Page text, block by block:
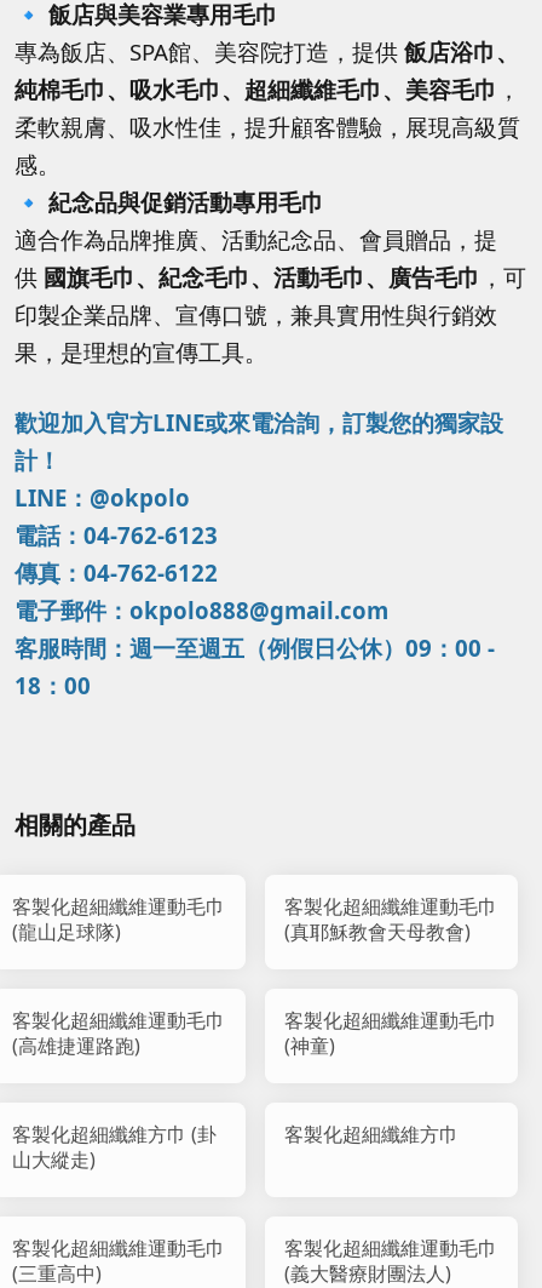
🔹 飯店與美容業專用毛巾
專為飯店、SPA館、美容院打造，提供 飯店浴巾、
純棉毛巾、吸水毛巾、超細纖維毛巾、美容毛巾 ，
柔軟親膚、吸水性佳，提升顧客體驗，展現高級質
感。
🔹 紀念品與促銷活動專用毛巾
適合作為品牌推廣、活動紀念品、會員贈品，提
供 國旗毛巾、紀念毛巾、活動毛巾、廣告毛巾 ，可
印製企業品牌、宣傳口號，兼具實用性與行銷效
果，是理想的宣傳工具。
歡迎加入官方LINE或來電洽詢，訂製您的獨家設
計！
LINE：@okpolo
電話：04-762-6123
傳真：04-762-6122
電子郵件：okpolo888@gmail.com
客服時間：週一至週五（例假日公休）09：00 -
18：00
相關的產品
客製化超細纖維運動毛巾
(龍山足球隊)
客製化超細纖維運動毛巾
(真耶穌教會天母教會)
客製化超細纖維運動毛巾
(高雄捷運路跑)
客製化超細纖維運動毛巾
(神童)
客製化超細纖維方巾 (卦
山大縱走)
客製化超細纖維方巾
客製化超細纖維運動毛巾
(三重高中)
客製化超細纖維運動毛巾
(義大醫療財團法人)